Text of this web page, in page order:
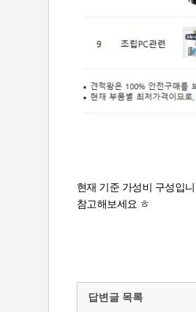
현재 기준 가성비 구성입
참고해보세요 ㅎ
답변글 목록